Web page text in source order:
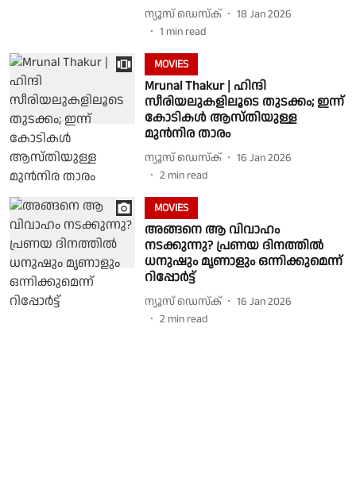
ന്യൂസ് ഡെസ്ക്
18 Jan 2026
1 min read
MOVIES
Mrunal Thakur | ഹിന്ദി
സീരിയലുകളിലൂടെ തുടക്കം; ഇന്ന്
കോടികള്‍ ആസ്തിയുള്ള
മുന്‍നിര താരം
ന്യൂസ് ഡെസ്ക്
16 Jan 2026
2 min read
MOVIES
അങ്ങനെ ആ വിവാഹം
നടക്കുന്നു? പ്രണയ ദിനത്തില്‍
ധനുഷും മൃണാളും ഒന്നിക്കുമെന്ന്
റിപ്പോര്‍ട്ട്
ന്യൂസ് ഡെസ്ക്
16 Jan 2026
2 min read